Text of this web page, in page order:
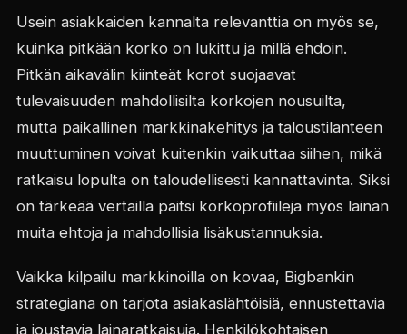
Usein asiakkaiden kannalta relevanttia on myös se,
kuinka pitkään korko on lukittu ja millä ehdoin.
Pitkän aikavälin kiinteät korot suojaavat
tulevaisuuden mahdollisilta korkojen nousuilta,
mutta paikallinen markkinakehitys ja taloustilanteen
muuttuminen voivat kuitenkin vaikuttaa siihen, mikä
ratkaisu lopulta on taloudellisesti kannattavinta. Siksi
on tärkeää vertailla paitsi korkoprofiileja myös lainan
muita ehtoja ja mahdollisia lisäkustannuksia.
Vaikka kilpailu markkinoilla on kovaa, Bigbankin
strategiana on tarjota asiakaslähtöisiä, ennustettavia
ja joustavia lainaratkaisuja. Henkilökohtaisen